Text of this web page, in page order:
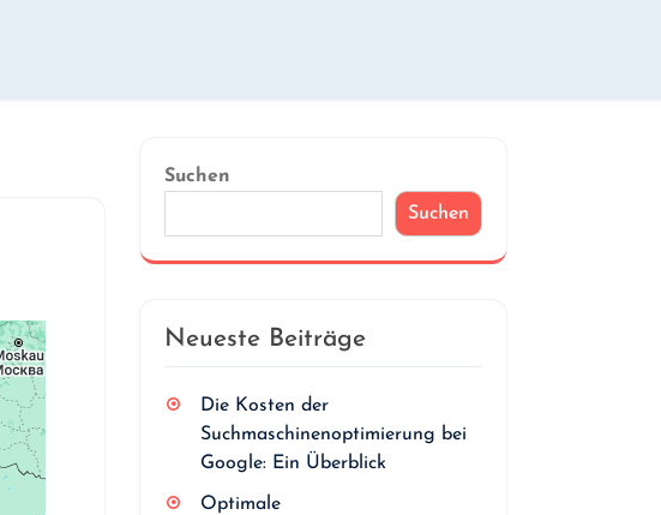
Suchen
Suchen
Neueste Beiträge
Die Kosten der
Suchmaschinenoptimierung bei
Google: Ein Überblick
Optimale